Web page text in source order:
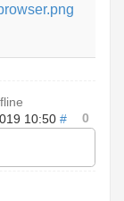
10:50 # 0